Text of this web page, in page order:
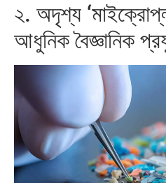
২. অদৃশ্য
আধুনিক বৈজ্ঞানিক